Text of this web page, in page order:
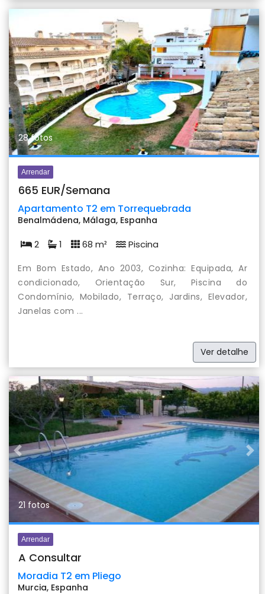
Previous
28 fotos
Arrendar
665 EUR/Semana
Apartamento T2 em Torrequebrada
Benalmádena, Málaga, Espanha
2 1 68 m² Piscina
Em Bom Estado, Ano 2003, Cozinha: Equipada, Ar
condicionado, Orientação Sur, Piscina do
Condomínio, Mobilado, Terraço, Jardins, Elevador,
Janelas com ...
Ver detalhe
Previous
21 fotos
Arrendar
A Consultar
Moradia T2 em Pliego
Murcia, Espanha